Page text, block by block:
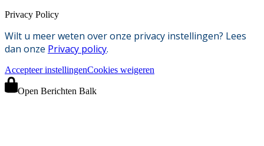
Privacy Policy
Wilt u meer weten over onze privacy instellingen? Lees
dan onze Privacy policy.
Accepteer instellingenCookies weigeren
Open Berichten Balk